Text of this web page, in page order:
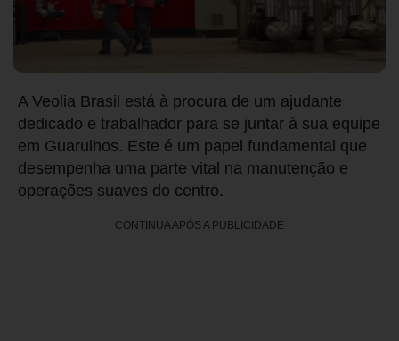
A Veolia Brasil está à procura de um ajudante
dedicado e trabalhador para se juntar à sua equipe
em Guarulhos. Este é um papel fundamental que
desempenha uma parte vital na manutenção e
operações suaves do centro.
CONTINUA APÓS A PUBLICIDADE